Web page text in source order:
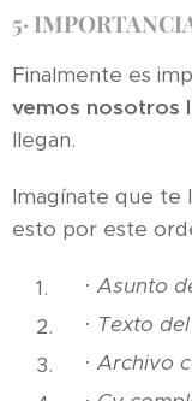
5·
Finalmente es
vemos nosotros
llegan.
Imagínate que te
esto por este
· Asunto
· Texto
· Archivo